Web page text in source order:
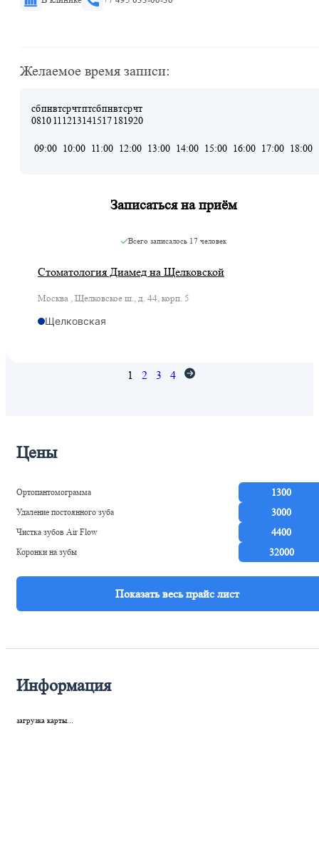
Желаемое время записи:
сб
08
пн
10
вт
11
ср
12
чт
13
пт
14
сб
15
пн
17
вт
18
ср
19
чт
20
09:00 10:00 11:00 12:00 13:00 14:00 15:00 16:00 17:00 18:00
Записаться на приём
Всего записалось 17 человек
Стоматология Диамед на Щелковской
Москва , Щелковское ш., д. 44, корп. 5
Щелковская
1 2 3 4
Цены
Ортопантомограмма 1300
Удаление постоянного зуба 3000
Чистка зубов Air Flow 4400
Коронки на зубы 32000
Информация
загрузка карты...